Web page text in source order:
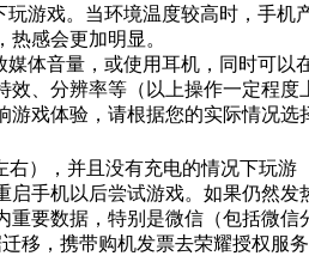
玩游戏。当环境温度较高时，手机
感会更加明显。
媒体音量，或使用耳机，同时可以
效、分辨率等（以上操作一定程度
游戏体验，请根据您的实际情况选
），并且没有充电的情况下玩游
启手机以后尝试游戏。如果仍然发
重要数据，特别是微信（包括微信
移，携带购机发票去荣耀授权服务